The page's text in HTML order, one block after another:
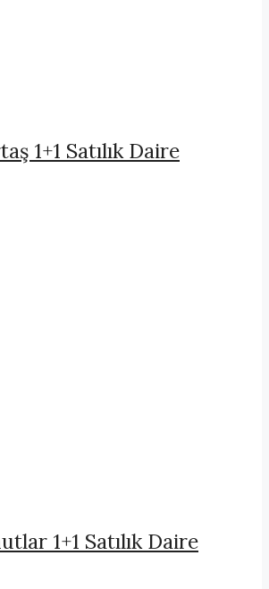
1+1 Satılık Daire
1+1 Satılık Daire